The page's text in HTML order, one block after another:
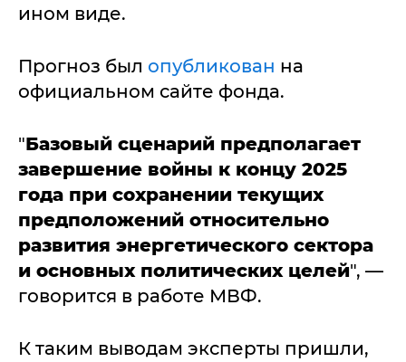
ином виде.
Прогноз был опубликован на
официальном сайте фонда.
"Базовый сценарий предполагает
завершение войны к концу 2025
года при сохранении текущих
предположений относительно
развития энергетического сектора
и основных политических целей", —
говорится в работе МВФ.
К таким выводам эксперты пришли,